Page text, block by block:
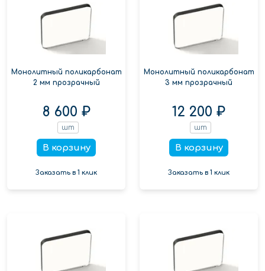
Монолитный поликарбонат
2 мм прозрачный
8 600 ₽
шт
В корзину
Заказать в 1 клик
Монолитный поликарбонат
3 мм прозрачный
12 200 ₽
шт
В корзину
Заказать в 1 клик